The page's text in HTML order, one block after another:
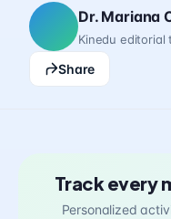
Dr. Mariana
Kinedu editorial
Share
Track every
Personalized